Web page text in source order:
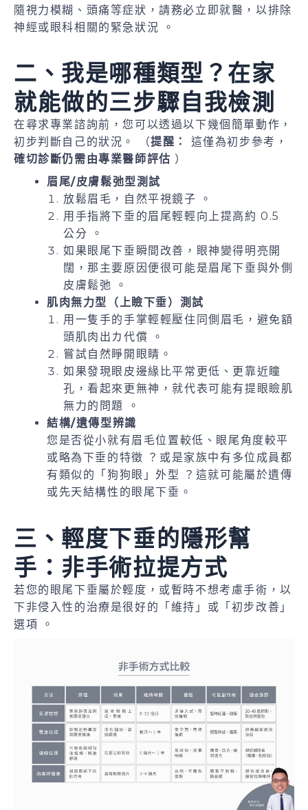
隨視力模糊、頭痛等症狀，請務必立即就醫，以排除
神經或眼科相關的緊急狀況 。
二、我是哪種類型？在家
就能做的三步驟自我檢測
在尋求專業諮詢前，您可以透過以下幾個簡單動作，
初步判斷自己的狀況。 （提醒：
這僅為初步參考，
確切診斷仍需由專業醫師評估 ）
眉尾/皮膚鬆弛型測試
放鬆眉毛，自然平視鏡子 。
用手指將下垂的眉尾輕輕向上提高約 0.5
公分 。
如果眼尾下垂瞬間改善，眼神變得明亮開
闊，那主要原因便很可能是眉尾下垂與外側
皮膚鬆弛 。
肌肉無力型（上瞼下垂）測試
用一隻手的手掌輕輕壓住同側眉毛，避免額
頭肌肉出カ代償 。
嘗試自然睜開眼睛。
如果發現眼皮邊緣比平常更低、更靠近瞳
孔，看起來更無神，就代表可能有提眼瞼肌
無力的問題 。
結構/遺傳型辨識
您是否從小就有眉毛位置較低、眼尾角度較平
或略為下垂的特徵 ？或是家族中有多位成員都
有類似的「狗狗眼」外型 ？這就可能屬於遺傳
或先天結構性的眼尾下垂。
三、輕度下垂的隱形幫
手：非手術拉提方式
若您的眼尾下垂屬於輕度，或暫時不想考慮手術，以
下非侵入性的治療是很好的「維持」或「初步改善」
選項 。